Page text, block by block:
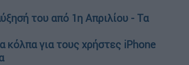
του από 1η Απριλίου - Τα
κόλπα για τους χρήστες iPhone